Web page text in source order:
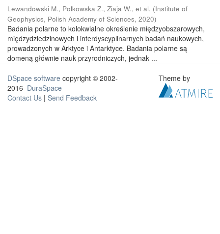
Lewandowski M., Polkowska Z., Ziaja W., et al. (Institute of
Geophysics, Polish Academy of Sciences, 2020)
Badania polarne to kolokwialne określenie międzyobszarowych,
międzydziedzinowych i interdyscyplinarnych badań naukowych,
prowadzonych w Arktyce i Antarktyce. Badania polarne są
domeną głównie nauk przyrodniczych, jednak ...
DSpace software copyright © 2002-
2016 DuraSpace
Contact Us | Send Feedback
Theme by